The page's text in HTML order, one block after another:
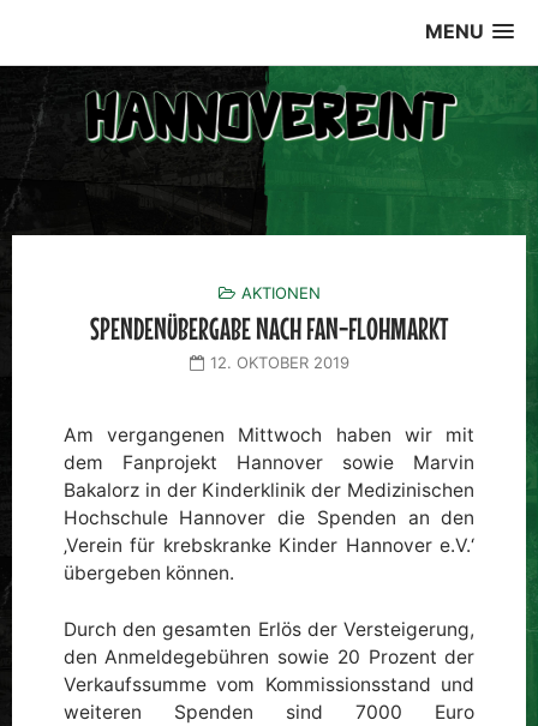
MENU
AKTIONEN
SPENDENÜBERGABE NACH FAN-FLOHMARKT
12. OKTOBER 2019
Am vergangenen Mittwoch haben wir mit
dem Fanprojekt Hannover sowie Marvin
Bakalorz in der Kinderklinik der Medizinischen
Hochschule Hannover die Spenden an den
‚Verein für krebskranke Kinder Hannover e.V.‘
übergeben können.
Durch den gesamten Erlös der Versteigerung,
den Anmeldegebühren sowie 20 Prozent der
Verkaufssumme vom Kommissionsstand und
weiteren Spenden sind 7000 Euro